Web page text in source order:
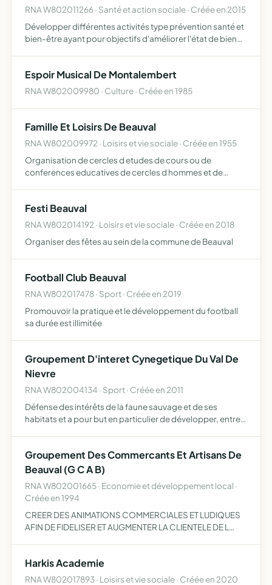
RNA W802011266 · Santé et action sociale · Créée en 2015
Développer différentes activités type prévention santé et
bien-être ayant pour objectifs d'améliorer l'état de bien
Espoir Musical De Montalembert
RNA W802009980 · Culture · Créée en 1985
Famille Et Loisirs De Beauval
RNA W802009972 · Loisirs et vie sociale · Créée en 1955
Organisation de cercles d etudes de cours ou de
conferences educatives de cercles d hommes et de
Festi Beauval
RNA W802014192 · Loisirs et vie sociale · Créée en 2018
Organiser des fêtes au sein de la commune de Beauval
Football Club Beauval
RNA W802017478 · Sport · Créée en 2019
Promouvoir la pratique et le développement du football
sa durée est illimitée
Groupement D'interet Cynegetique Du Val De
Nievre
RNA W802004134 · Sport · Créée en 2011
Défense des intérêts de la faune sauvage et de ses
habitats et a pour but en particulier de développer, entre
décisions r…
Groupement Des Commercants Et Artisans De
Beauval (G C A B)
RNA W802001665 · Economie et développement local ·
Créée en 1994
CREER DES ANIMATIONS COMMERCIALES ET LUDIQUES
AFIN DE FIDELISER ET AUGMENTER LA CLIENTELE DE L
COMMERCIAUX
Harkis Academie
RNA W802017893 · Loisirs et vie sociale · Créée en 2020